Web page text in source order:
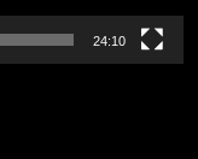
24:10